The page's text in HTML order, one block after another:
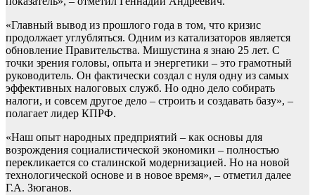
«Главный вывод из прошлого года в том, что кризис
продолжает углубляться. Одним из катализаторов является
обновление Правительства. Мишустина я знаю 25 лет. С
точки зрения головы, опыта и энергетики – это грамотный
руководитель. Он фактически создал с нуля одну из самых
эффективных налоговых служб. Но одно дело собирать
налоги, и совсем другое дело – строить и создавать базу», –
полагает лидер КПРФ.
«Наш опыт народных предприятий – как основы для
возрождения социалистической экономики – полностью
перекликается со сталинской модернизацией. Но на новой
технологической основе и в новое время», – отметил далее
Г.А. Зюганов.